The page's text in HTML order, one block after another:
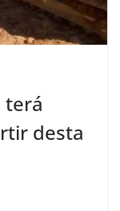
terá
desta